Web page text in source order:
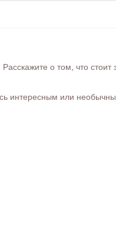
о том, что стоит
интересным или